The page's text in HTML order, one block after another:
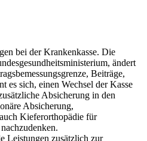
bei der Krankenkasse. Die
ändert
Beiträge,
sich, einen Wechsel der Kasse
Absicherung in den
Absicherung,
Kieferorthopädie für
Leistungen zusätzlich zur